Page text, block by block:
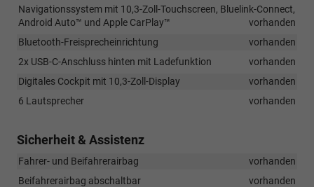
Navigationssystem mit 10,3-Zoll-Touchscreen, Bluelink-Connect,
Android Auto™ und Apple CarPlay™
vorhanden
Bluetooth-Freisprecheinrichtung
vorhanden
2x USB-C-Anschluss hinten mit Ladefunktion
vorhanden
Digitales Cockpit mit 10,3-Zoll-Display
vorhanden
6 Lautsprecher
vorhanden
Sicherheit & Assistenz
Fahrer- und Beifahrerairbag
vorhanden
Beifahrerairbag abschaltbar
vorhanden